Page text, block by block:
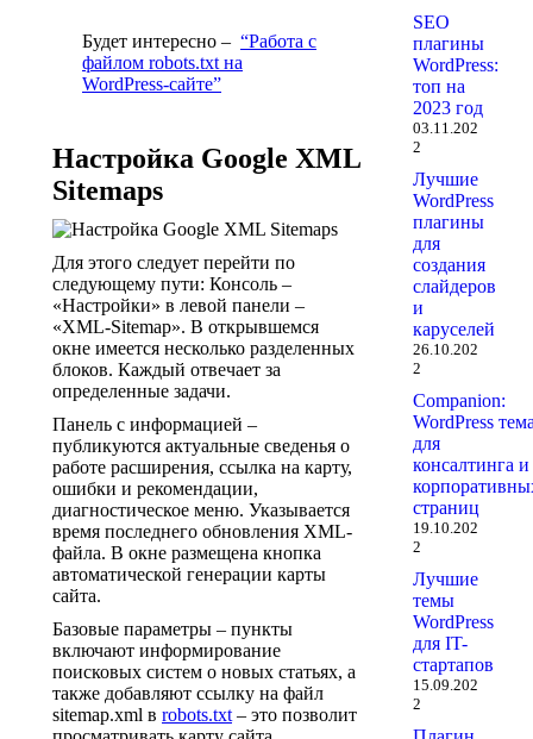
Будет интересно – “Работа с
файлом robots.txt на
WordPress-сайте”
Настройка Google XML
Sitemaps
Для этого следует перейти по
следующему пути: Консоль –
«Настройки» в левой панели –
«XML-Sitemap». В открывшемся
окне имеется несколько разделенных
блоков. Каждый отвечает за
определенные задачи.
Панель с информацией –
публикуются актуальные сведенья о
работе расширения, ссылка на карту,
ошибки и рекомендации,
диагностическое меню. Указывается
время последнего обновления XML-
файла. В окне размещена кнопка
автоматической генерации карты
сайта.
Базовые параметры – пункты
включают информирование
поисковых систем о новых статьях, а
также добавляют ссылку на файл
sitemap.xml в robots.txt – это позволит
SEO
плагины
WordPress:
топ на
2023 год
03.11.202
2
Лучшие
WordPress
плагины
для
создания
слайдеров
и
каруселей
26.10.202
2
Companion:
WordPress
для
консалтинга и
страниц
19.10.202
2
Лучшие
темы
WordPress
для IT-
стартапов
15.09.202
2